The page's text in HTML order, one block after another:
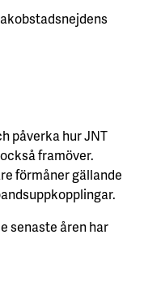
påverka hur JNT
framöver.
förmåner gällande
senaste åren har